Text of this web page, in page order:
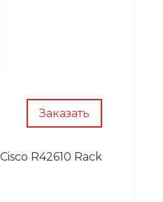
Заказать
R42610 Rack